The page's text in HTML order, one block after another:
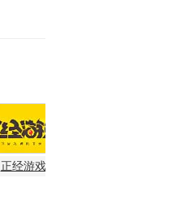
正经游戏